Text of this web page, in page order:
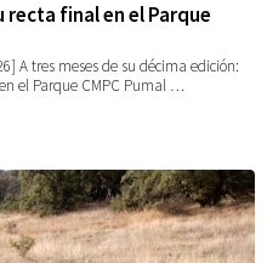
recta final en el Parque
A tres meses de su décima edición:
el Parque CMPC Pumal …